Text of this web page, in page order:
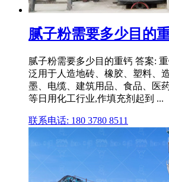
腻子粉需要多少目的
腻子粉需要多少目的重钙 答案:
泛用于人造地砖、橡胶、塑料、
墨、电缆、建筑用品、食品、医
等日用化工行业,作填充剂起到 ...
联系电话: 180 3780 8511